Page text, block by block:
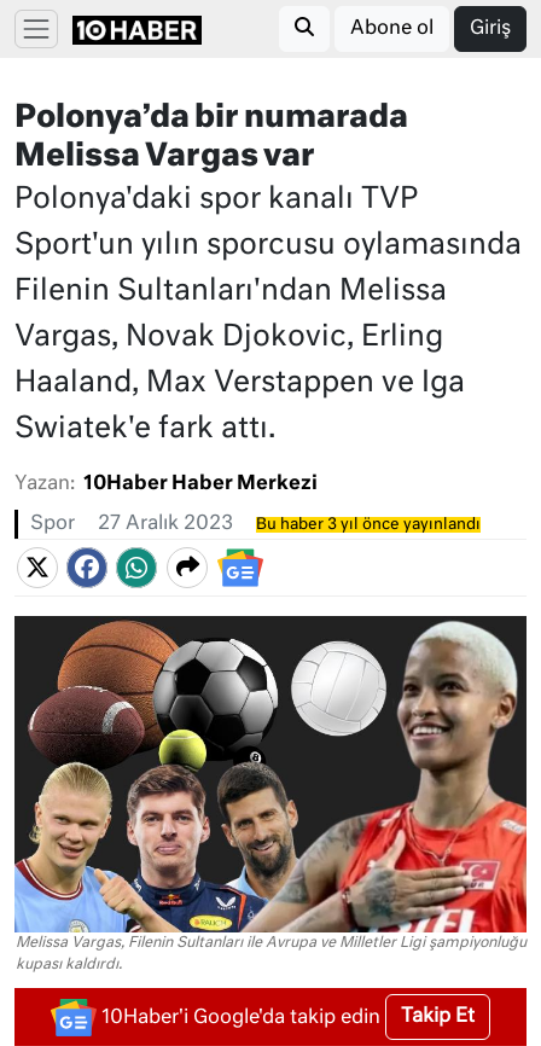
Abone ol Giriş
Polonya’da bir numarada
Melissa Vargas var
Polonya'daki spor kanalı TVP
Sport'un yılın sporcusu oylamasında
Filenin Sultanları'ndan Melissa
Vargas, Novak Djokovic, Erling
Haaland, Max Verstappen ve Iga
Swiatek'e fark attı.
Yazan: 10Haber Haber Merkezi
Spor 27 Aralık 2023 Bu haber 3 yıl önce yayınlandı
Melissa Vargas, Filenin Sultanları ile Avrupa ve Milletler Ligi şampiyonluğu
kupası kaldırdı.
10Haber'i Google'da takip edin Takip Et